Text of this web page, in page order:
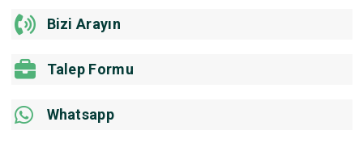
Bizi Arayın
Talep Formu
Whatsapp